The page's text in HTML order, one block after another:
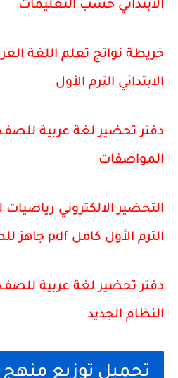
الابتدائي حسب التعليمات
خريطة نواتج تعلم اللغة
الابتدائي الترم الأول
دفتر تحضير لغة عربية للصف
المواصفات
التحضير الالكتروني رياضيات
الترم الأول كامل pdf جاهز للطباعة
دفتر تحضير لغة عربية للصف
النظام الجديد